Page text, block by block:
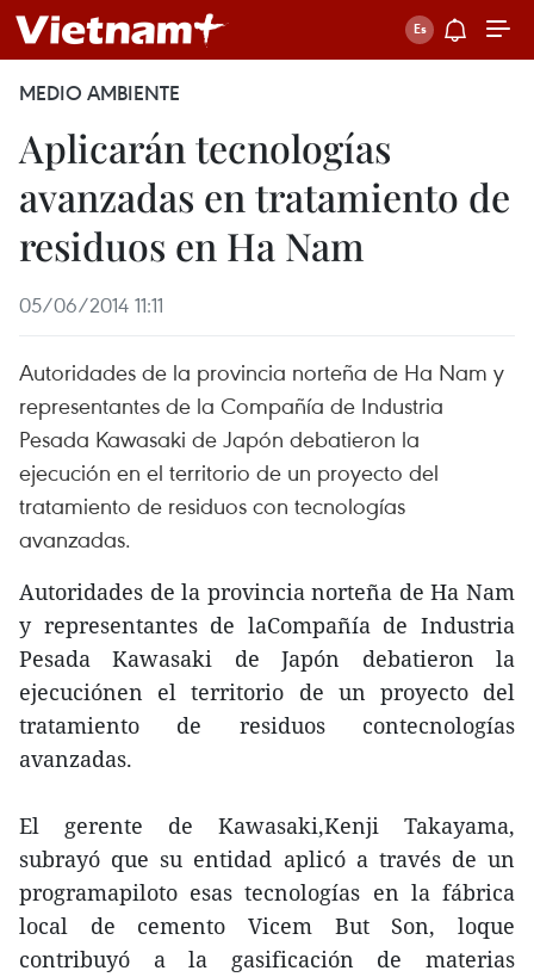
MEDIO AMBIENTE
Aplicarán tecnologías
avanzadas en tratamiento de
residuos en Ha Nam
05/06/2014 11:11
Autoridades de la provincia norteña de Ha Nam y
representantes de la Compañía de Industria
Pesada Kawasaki de Japón debatieron la
ejecución en el territorio de un proyecto del
tratamiento de residuos con tecnologías
avanzadas.
Autoridades de la provincia norteña de Ha Nam
y representantes de laCompañía de Industria
Pesada Kawasaki de Japón debatieron la
ejecuciónen el territorio de un proyecto del
tratamiento de residuos contecnologías
avanzadas.
El gerente de Kawasaki,Kenji Takayama,
subrayó que su entidad aplicó a través de un
programapiloto esas tecnologías en la fábrica
local de cemento Vicem But Son, loque
contribuyó a la gasificación de materias